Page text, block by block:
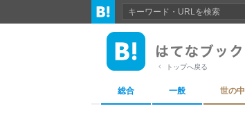
トップへ戻る
総合 一般 世の中